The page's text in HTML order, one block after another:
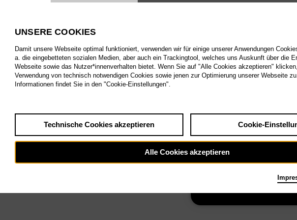
Cantadoras I:
Sofia Jernberg
Cantadoras II:
Derya Yıldırım
UNSERE COOKIES
Damit unsere Webseite optimal funktioniert, verwenden wir für einige unserer Anwendungen
a. die eingebetteten sozialen Medien, aber auch ein Trackingtool, welches uns Auskunft über die
Webseite sowie das Nutzer*innenverhalten bietet. Wenn Sie auf "Alle Cookies akzeptieren"
Verwendung von technisch notwendigen Cookies sowie jenen zur Optimierung unserer Webseite
Informationen findet Sie in den "Cookie-Einstellungen".
Technische Cookies akzeptieren Cookie-
Alle Cookies akzeptieren